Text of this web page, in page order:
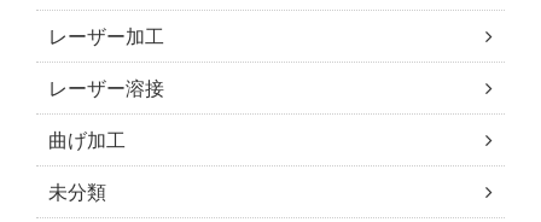
レーザー加工
レーザー溶接
曲げ加工
未分類